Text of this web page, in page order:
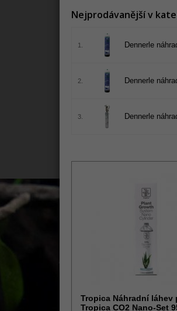
Nejprodávanější v
1. Dennerle
2. Dennerle
3. Dennerle
Tropica Náhradní láhev
Tropica CO2 Nano-Set